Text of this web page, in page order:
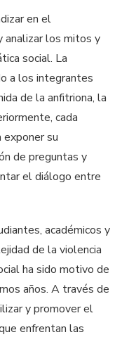
en el
analizar los mitos y
social. La
a los integrantes
de la anfitriona, la
cada
su
de preguntas y
el diálogo entre
académicos y
de la violencia
ha sido motivo de
años. A través de
y promover el
enfrentan las